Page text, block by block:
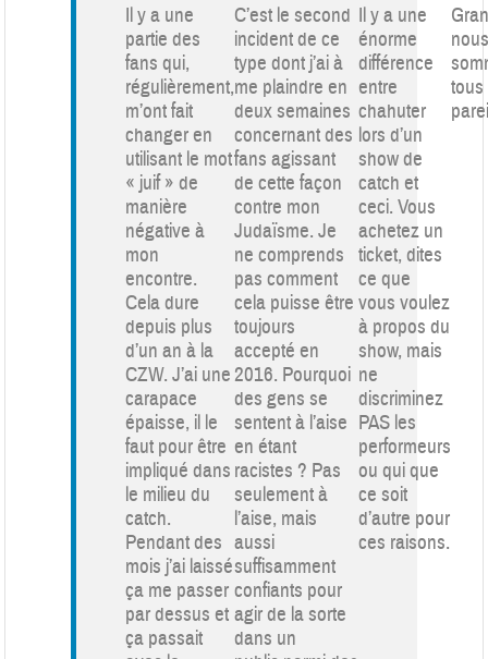
Il y a une
partie des
fans qui,
régulièrement,
m’ont fait
changer en
utilisant le mot
« juif » de
manière
négative à
mon
encontre.
Cela dure
depuis plus
d’un an à la
CZW. J’ai une
carapace
épaisse, il le
faut pour être
impliqué dans
le milieu du
catch.
Pendant des
mois j’ai laissé
ça me passer
par dessus et
ça passait
C’est le second
incident de ce
type dont j’ai à
me plaindre en
deux semaines
concernant des
fans agissant
de cette façon
contre mon
Judaïsme. Je
ne comprends
pas comment
cela puisse être
toujours
accepté en
2016. Pourquoi
des gens se
sentent à l’aise
en étant
racistes ? Pas
seulement à
l’aise, mais
aussi
suffisamment
confiants pour
agir de la sorte
dans un
Il y a une
énorme
différence
entre
chahuter
lors d’un
show de
catch et
ceci. Vous
achetez un
ticket, dites
ce que
vous voulez
à propos du
show, mais
ne
discriminez
PAS les
performeurs
ou qui que
ce soit
d’autre pour
ces raisons.